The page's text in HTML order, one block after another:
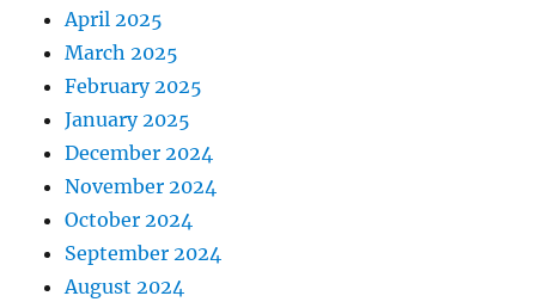
April 2025
March 2025
February 2025
January 2025
December 2024
November 2024
October 2024
September 2024
August 2024